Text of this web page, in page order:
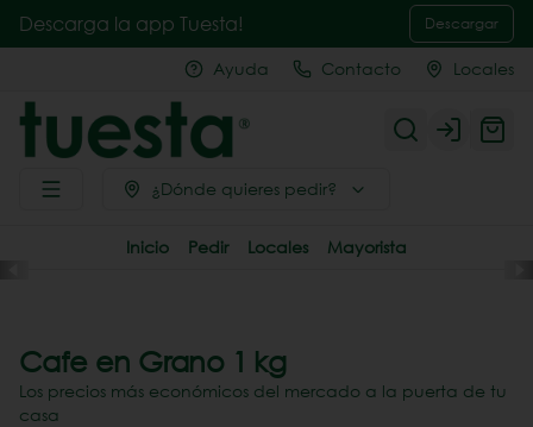
Descarga la app Tuesta! Descargar
Ayuda Contacto Locales
Login
¿Dónde quieres pedir?
Inicio Pedir Locales Mayorista
Cafe en Grano 1 kg
Los precios más económicos del mercado a la puerta de tu
casa